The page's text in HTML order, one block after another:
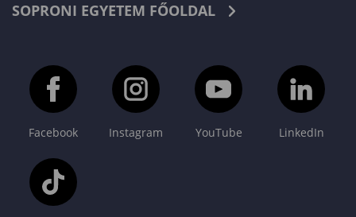
SOPRONI EGYETEM FŐOLDAL
Facebook Instagram YouTube LinkedIn